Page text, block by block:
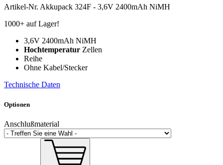
Artikel-Nr. Akkupack 324F - 3,6V 2400mAh NiMH
1000+ auf Lager!
3,6V 2400mAh NiMH
Hochtemperatur Zellen
Reihe
Ohne Kabel/Stecker
Technische Daten
Optionen
Anschlußmaterial